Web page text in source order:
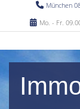
München
Mo. - Fr.